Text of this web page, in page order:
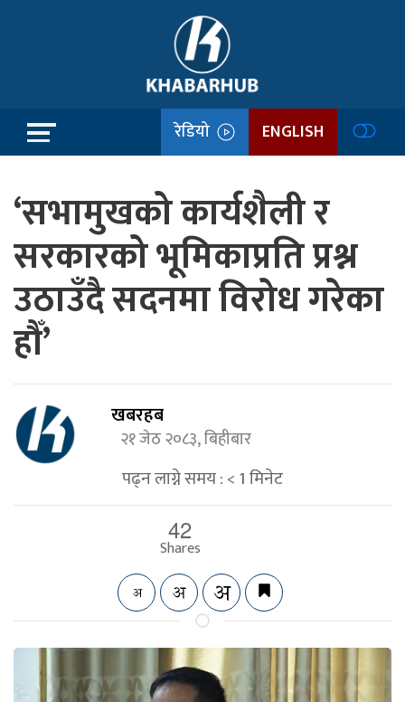
रेडियो ENGLISH
‘सभामुखको कार्यशैली र
सरकारको भूमिकाप्रति प्रश्न
उठाउँदै सदनमा विरोध गरेका
हौँ’
खबरहब
२१ जेठ २०८३, बिहीबार
पढ्न लाग्ने समय :< 1मिनेट
42
Shares